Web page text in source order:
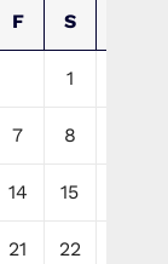
F S
1
7 8
14 15
21 22